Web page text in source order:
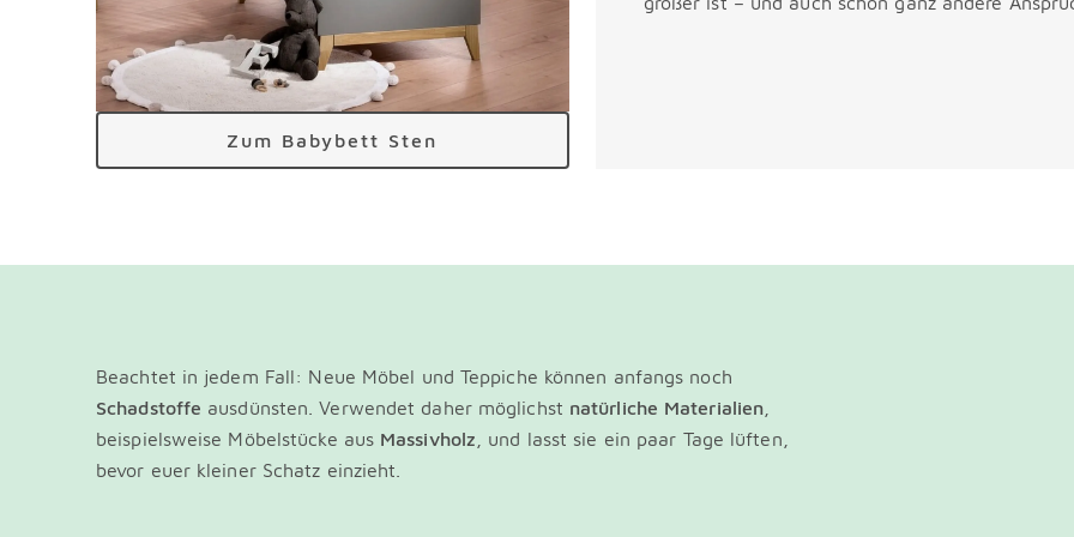
Zum Babybett Sten
Beachtet in jedem Fall: Neue Möbel und Teppiche können anfangs noch
Schadstoffe ausdünsten. Verwendet daher möglichst natürliche Materialien
beispielsweise Möbelstücke aus Massivholz , und lasst sie ein paar Tage lüften,
bevor euer kleiner Schatz einzieht.